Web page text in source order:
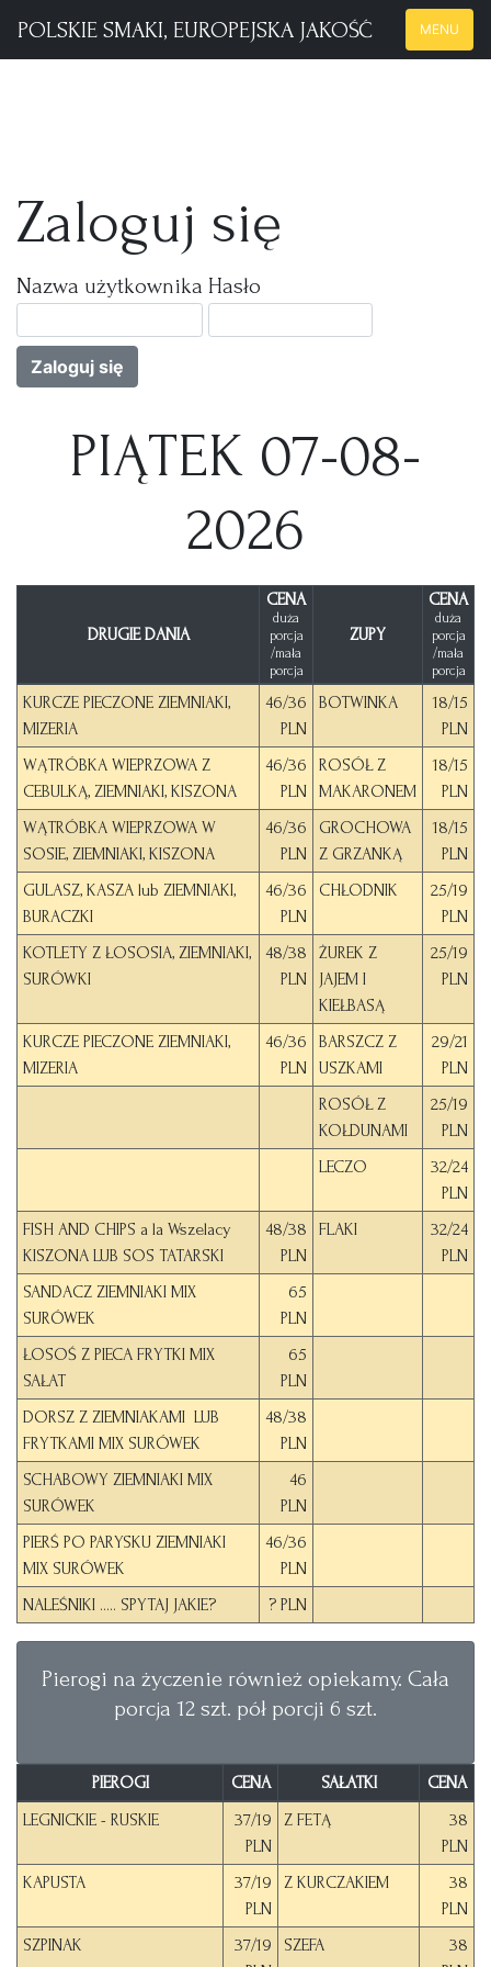
POLSKIE SMAKI, EUROPEJSKA JAKOŚĆ MENU
Zaloguj się
Nazwa użytkownika Hasło
Zaloguj się
PIĄTEK 07-08-
2026
DRUGIE DANIA
CENA
duża
porcja
/mała
porcja
ZUPY
CENA
duża
porcja
/mała
porcja
KURCZE PIECZONE ZIEMNIAKI,
MIZERIA
46/36
PLN
BOTWINKA
18/15
PLN
WĄTRÓBKA WIEPRZOWA Z
CEBULKĄ, ZIEMNIAKI, KISZONA
46/36
PLN
ROSÓŁ Z
MAKARONEM
18/15
PLN
WĄTRÓBKA WIEPRZOWA W
SOSIE, ZIEMNIAKI, KISZONA
46/36
PLN
GROCHOWA
Z GRZANKĄ
18/15
PLN
GULASZ, KASZA lub ZIEMNIAKI,
BURACZKI
46/36
PLN
CHŁODNIK
25/19
PLN
KOTLETY Z ŁOSOSIA, ZIEMNIAKI,
SURÓWKI
48/38
PLN
ŻUREK Z
JAJEM I
KIEŁBASĄ
25/19
PLN
KURCZE PIECZONE ZIEMNIAKI,
MIZERIA
46/36
PLN
BARSZCZ Z
USZKAMI
29/21
PLN
ROSÓŁ Z
KOŁDUNAMI
25/19
PLN
LECZO
32/24
PLN
FISH AND CHIPS a la Wszelacy
KISZONA LUB SOS TATARSKI
48/38
PLN
FLAKI
32/24
PLN
SANDACZ ZIEMNIAKI MIX
SURÓWEK
65
PLN
ŁOSOŚ Z PIECA FRYTKI MIX
SAŁAT
65
PLN
DORSZ Z ZIEMNIAKAMI LUB
FRYTKAMI MIX SURÓWEK
48/38
PLN
SCHABOWY ZIEMNIAKI MIX
SURÓWEK
46
PLN
PIERŚ PO PARYSKU ZIEMNIAKI
MIX SURÓWEK
46/36
PLN
NALEŚNIKI ..... SPYTAJ JAKIE?
? PLN
Pierogi na życzenie również opiekamy. Cała
porcja 12 szt. pół porcji 6 szt.
PIEROGI CENA SAŁATKI
CENA
LEGNICKIE - RUSKIE
37/19
PLN
Z FETĄ
38
PLN
KAPUSTA
37/19
PLN
Z KURCZAKIEM
38
PLN
SZPINAK
37/19
SZEFA
38